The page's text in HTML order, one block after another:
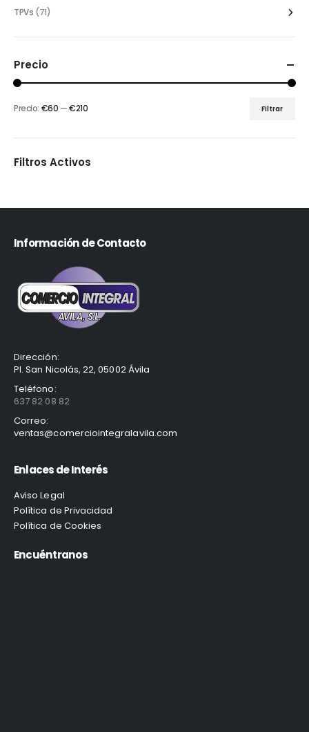
TPVs (71)
Precio
Filtrar
Precio: €60 —€210
Filtros Activos
Información de Contacto
Dirección:
Pl. San Nicolás, 22, 05002 Ávila
Teléfono:
637 82 08 82
Correo:
ventas@comerciointegralavila.com
Enlaces de Interés
Aviso Legal
Política de Privacidad
Política de Cookies
Encuéntranos